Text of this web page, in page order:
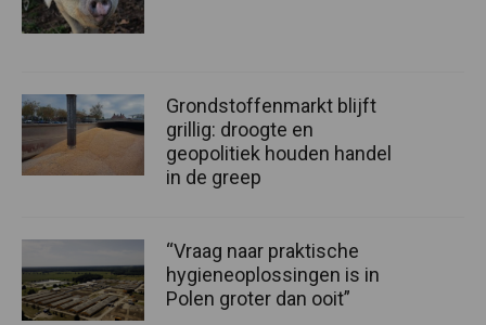
Grondstoffenmarkt blijft
grillig: droogte en
geopolitiek houden handel
in de greep
“Vraag naar praktische
hygieneoplossingen is in
Polen groter dan ooit”